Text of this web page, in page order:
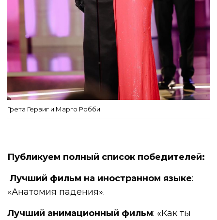
Грета Гервиг и Марго Робби
Публикуем полный список победителей:
Лучший фильм на иностранном языке:
«Анатомия падения».
Лучший анимационный фильм: «Как ты